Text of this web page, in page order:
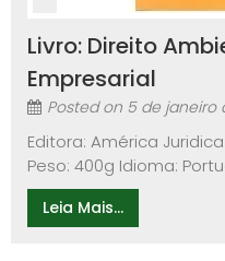
Livro: Direito
Empresarial
Posted on 5 de janeiro
Editora: América
Peso: 400g Idioma:
Leia Mais...